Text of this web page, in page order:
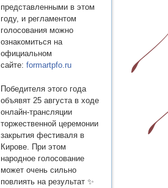
представленными в этом
году, и регламентом
голосования можно
ознакомиться на
официальном
сайте: formartpfo.ru
Победителя этого года
объявят 25 августа в ходе
онлайн-трансляции
торжественной церемонии
закрытия фестиваля в
Кирове. При этом
народное голосование
может очень сильно
повлиять на результат ✨